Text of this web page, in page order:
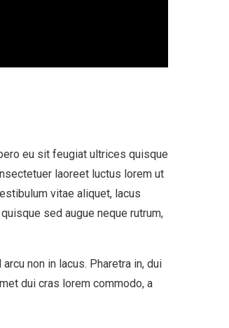
eu sit feugiat ultrices quisque
laoreet luctus lorem ut
vitae aliquet, lacus
sed augue neque rutrum,
non in lacus. Pharetra in, dui
dui cras lorem commodo, a